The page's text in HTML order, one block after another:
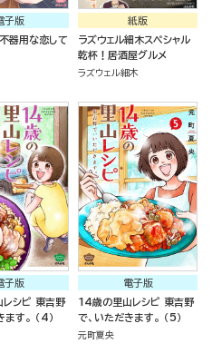
子版
器用な恋して
紙版
ラズウェル細木スペシャル
乾杯！居酒屋グルメ
ラズウェル細木
子版
シピ 東吉野
す。 （4）
電子版
14歳の里山レシピ 東吉野
で、いただきます。 （5）
元町夏央